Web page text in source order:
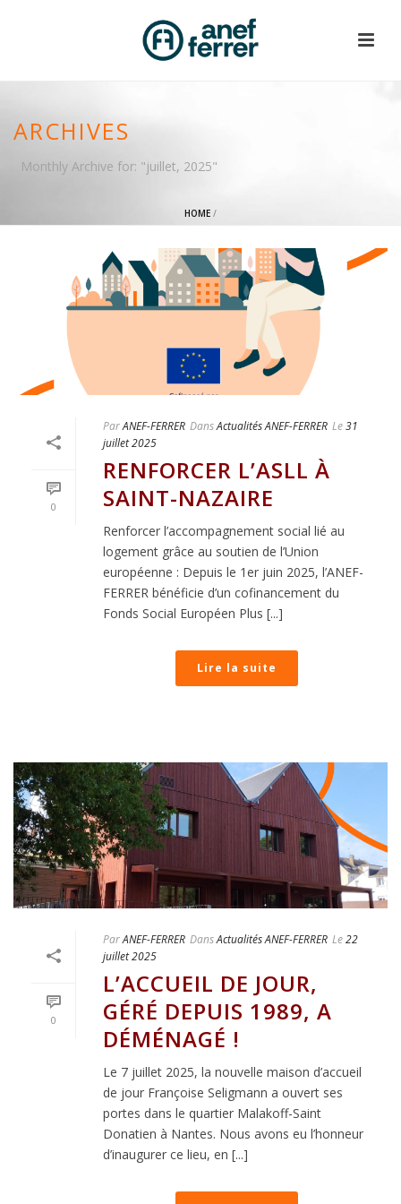
ARCHIVES
Monthly Archive for: "juillet, 2025"
HOME /
0
ParANEF-FERRER DansActualités ANEF-FERRER Le31
juillet 2025
RENFORCER L’ASLL À
SAINT-NAZAIRE
Renforcer l’accompagnement social lié au
logement grâce au soutien de l’Union
européenne : Depuis le 1er juin 2025, l’ANEF-
FERRER bénéficie d’un cofinancement du
Fonds Social Européen Plus [...]
Lire la suite
0
ParANEF-FERRER DansActualités ANEF-FERRER Le22
juillet 2025
L’ACCUEIL DE JOUR,
GÉRÉ DEPUIS 1989, A
DÉMÉNAGÉ !
Le 7 juillet 2025, la nouvelle maison d’accueil
de jour Françoise Seligmann a ouvert ses
portes dans le quartier Malakoff-Saint
Donatien à Nantes. Nous avons eu l’honneur
d’inaugurer ce lieu, en [...]